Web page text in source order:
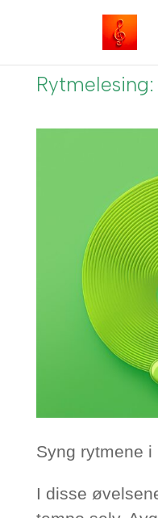
Rytmelesing:
Syng rytmene i
I disse